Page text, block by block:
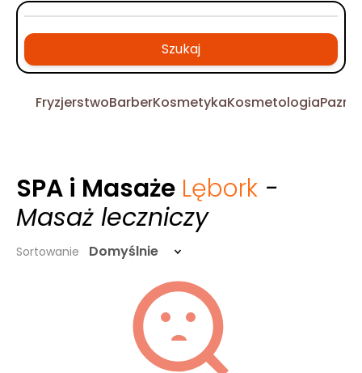
Szukaj
FryzjerstwoBarberKosmetykaKosmetologia
SPA i Masaże Lębork -
Masaż leczniczy
Sortowanie Domyślnie